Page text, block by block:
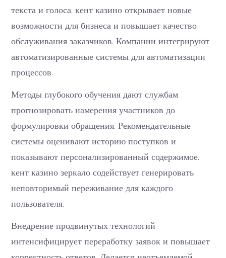
текста и голоса. кент казино открывает новые
возможности для бизнеса и повышает качество
обслуживания заказчиков. Компании интегрируют
автоматизированные системы для автоматизации
процессов.
Методы глубокого обучения дают службам
прогнозировать намерения участников до
формулировки обращения. Рекомендательные
системы оценивают историю поступков и
показывают персонализированный содержимое.
кент казино зеркало содействует генерировать
неповторимый переживание для каждого
пользователя.
Внедрение продвинутых технологий
интенсифицирует переработку заявок и повышает